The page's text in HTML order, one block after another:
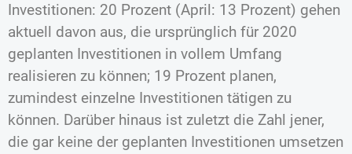
Investitionen: 20 Prozent (April: 13 Prozent) gehen
aktuell davon aus, die ursprünglich für 2020
geplanten Investitionen in vollem Umfang
realisieren zu können; 19 Prozent planen,
zumindest einzelne Investitionen tätigen zu
können. Darüber hinaus ist zuletzt die Zahl jener,
die gar keine der geplanten Investitionen umsetzen